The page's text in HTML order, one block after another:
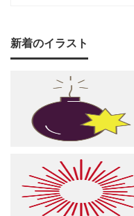
フが紙面いっぱいに踊
る、グリーン調の軽やか
アノやリトミック、コー
ラスなどの各種レッスン
はもちろん、野外ライ
新着のイラスト